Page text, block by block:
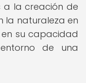
a la creación de
la naturaleza en
su capacidad
de una